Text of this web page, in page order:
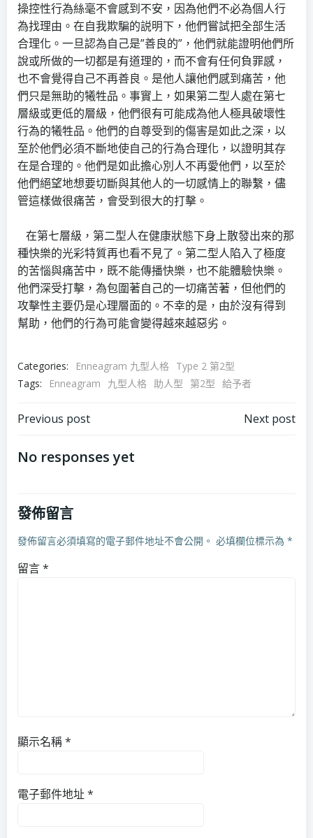
操控性行為絲毫不會感到不安，因為他們不必為個人行
為找理由。在自我欺騙的説明下，他們嘗試把全部生活
合理化。一旦認為自己是”善良的”，他們就能證明他們所
說或所做的一切都是有道理的，而不會有任何負罪感，
也不會覺得自己不再善良。是他人讓他們感到痛苦，他
們只是無助的犧牲品。事實上，如果第二型人處在第七
層級或更低的層級，他們很有可能成為他人極具破壞性
行為的犧牲品。他們的自尊受到的傷害是如此之深，以
至於他們必須不斷地使自己的行為合理化，以證明其存
在是合理的。他們是如此擔心別人不再愛他們，以至於
他們絕望地想要切斷與其他人的一切感情上的聯繫，儘
管這樣做很痛苦，會受到很大的打擊。
在第七層級，第二型人在健康狀態下身上散發出來的那
種快樂的光彩特質再也看不見了。第二型人陷入了極度
的苦惱與痛苦中，既不能傳播快樂，也不能體驗快樂。
他們深受打擊，為包圍著自己的一切痛苦著，但他們的
攻擊性主要仍是心理層面的。不幸的是，由於沒有得到
幫助，他們的行為可能會變得越來越惡劣。
Categories: Enneagram 九型人格 Type 2 第2型
Tags:
Enneagram 九型人格 助人型 第2型 給予者
Post
navigation
Previous post Next post
No responses yet
發佈留言
發佈留言必須填寫的電子郵件地址不會公開。 必填欄位標示為 *
留言*
顯示名稱*
電子郵件地址*